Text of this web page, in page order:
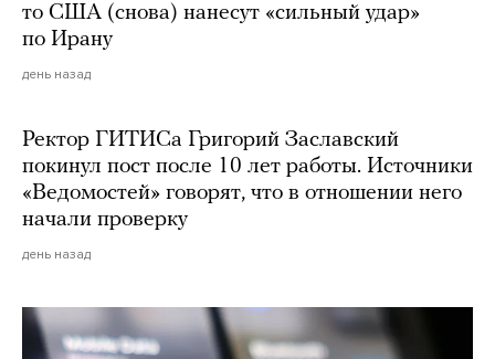
то США (снова) нанесут «сильный удар»
по Ирану
день назад
Ректор ГИТИСа Григорий Заславский
покинул пост после 10 лет работы. Источники
«Ведомостей» говорят, что в отношении него
начали проверку
день назад